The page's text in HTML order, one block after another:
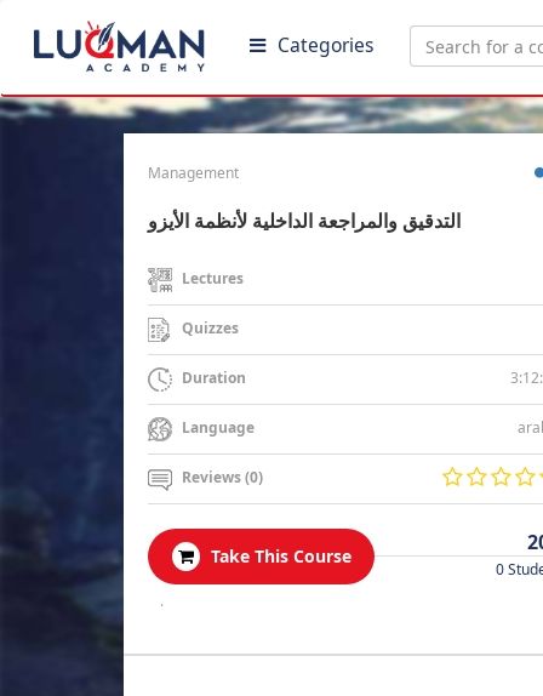
Categories
Management
التدقيق والمراجعة الداخلية لأنظمة الأيزو
Lectures
Quizzes
Duration
Language
Reviews (0)
Take This Course
0
.